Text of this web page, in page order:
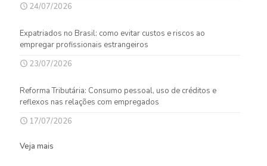
24/07/2026
Expatriados no Brasil: como evitar custos e riscos ao
empregar profissionais estrangeiros
23/07/2026
Reforma Tributária: Consumo pessoal, uso de créditos e
reflexos nas relações com empregados
17/07/2026
Veja mais